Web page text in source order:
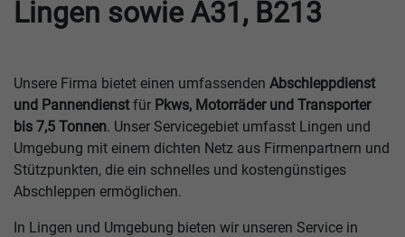
Lingen sowie A31, B213
Unsere Firma bietet einen umfassenden Abschleppdienst
und Pannendienstfür Pkws, Motorräder und Transporter
bis 7,5 Tonnen. Unser Servicegebiet umfasst Lingen und
Umgebung mit einem dichten Netz aus Firmenpartnern und
Stützpunkten, die ein schnelles und kostengünstiges
Abschleppen ermöglichen.
In Lingen und Umgebung bieten wir unseren Service in